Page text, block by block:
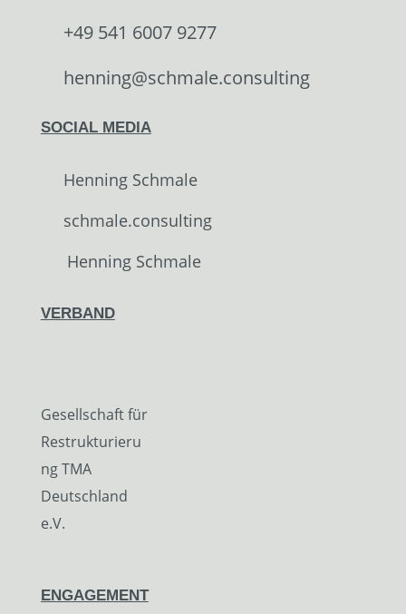
+49 541 6007 9277
henning@schmale.consulting
SOCIAL MEDIA
Henning Schmale
schmale.consulting
Henning Schmale
VERBAND
Gesellschaft für
Restrukturieru
ng TMA
Deutschland
e.V.
ENGAGEMENT